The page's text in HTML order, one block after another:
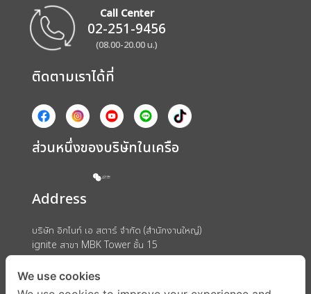
Call Center
02-251-9456
(08.00-20.00 น.)
ติดตามเราได้ที่
ส่วนหนึ่งของบริษัทในเครือ
Address
บริษัท อิกไนท์ เอ สตาร์ จำกัด (สำนักงานใหญ่)
ignite สาขา MBK Tower ชั้น 15
ถนนพญาไท แขวงวังใหม่ เขตปทุมวัน กรุงเทพมหานคร 10330
We use cookies